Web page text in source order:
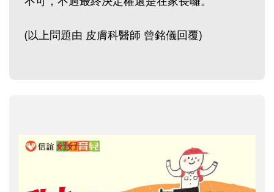
(以上問題由 皮膚科醫師 曾銘儀回覆)